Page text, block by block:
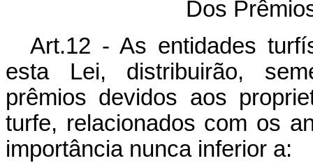
Dos
Art.12 - As entidades
esta Lei, distribuirão,
prêmios devidos aos
turfe, relacionados com os
importância nunca inferior a: